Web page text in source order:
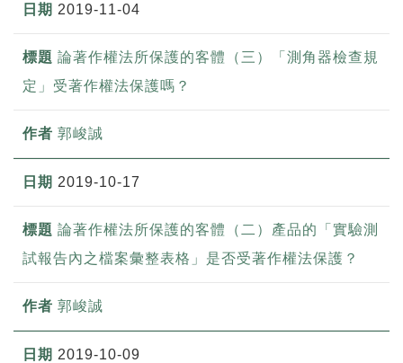
2019-11-04
論著作權法所保護的客體（三）「測角器檢查規
定」受著作權法保護嗎？
郭峻誠
2019-10-17
論著作權法所保護的客體（二）產品的「實驗測
試報告內之檔案彙整表格」是否受著作權法保護？
郭峻誠
2019-10-09